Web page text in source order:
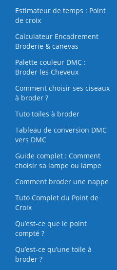
Estimateur de temps : Point
de croix
Calculateur Encadrement
Broderie & canevas
Palette couleur DMC :
Broder les Cheveux
Comment choisir ses ciseaux
à broder ?
Tuto toiles à broder
Tableau de conversion DMC
vers DMC
Guide complet : Comment
choisir sa lampe ou lampe
Comment broder une nappe
Tuto Complet du Point de
Croix
Qu’est-ce que le point
compté ?
Qu’est‑ce qu’une toile à
broder ?